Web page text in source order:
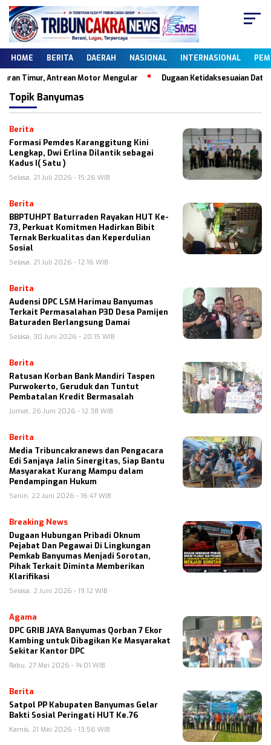
HOME BERITA DAERAH NASIONAL INTERNASIONAL
Timur, Antrean Motor Mengular Dugaan Ketidaksesuaian Data
Topik Banyumas
Berita
Formasi Pemdes Karanggitung Kini
Lengkap, Dwi Erlina Dilantik sebagai
Kadus I( Satu )
Selasa, 21 Juli 2026 - 15:26 WIB
Berita
BBPTUHPT Baturraden Rayakan HUT Ke-
73, Perkuat Komitmen Hadirkan Bibit
Ternak Berkualitas dan Keperdulian
Sosial
Selasa, 21 Juli 2026 - 12:16 WIB
Berita
Audensi DPC LSM Harimau Banyumas
Terkait Permasalahan P3D Desa Pamijen
Baturaden Berlangsung Damai
Selasa, 30 Juni 2026 - 20:15 WIB
Berita
Ratusan Korban Bank Mandiri Taspen
Purwokerto, Geruduk dan Tuntut
Pembatalan Kredit Bermasalah
Jumat, 26 Juni 2026 - 12:38 WIB
Berita
Media Tribuncakranews dan Pengacara
Edi Sanjaya Jalin Sinergitas, Siap Bantu
Masyarakat Kurang Mampu dalam
Pendampingan Hukum
Senin, 22 Juni 2026 - 16:47 WIB
Breaking News
Dugaan Hubungan Pribadi Oknum
Pejabat Dan Pegawai Di Lingkungan
Pemkab Banyumas Menjadi Sorotan,
Pihak Terkait Diminta Memberikan
Klarifikasi
Selasa, 2 Juni 2026 - 19:12 WIB
Agama
DPC GRIB JAYA Banyumas Qorban 7 Ekor
Kambing untuk Dibagikan Ke Masyarakat
Sekitar Kantor DPC
Rabu, 27 Mei 2026 - 14:01 WIB
Berita
Satpol PP Kabupaten Banyumas Gelar
Bakti Sosial Peringati HUT Ke.76
Kamis, 21 Mei 2026 - 13:56 WIB